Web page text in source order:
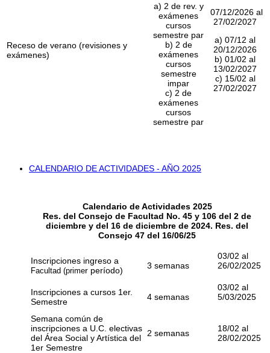
Receso de verano (revisiones y
exámenes)
a) 2 de rev. y
exámenes
cursos
semestre par
b) 2 de
exámenes
cursos
semestre
impar
c) 2 de
exámenes
cursos
semestre par
07/12/2026 al
27/02/2027
a) 07/12 al
20/12/2026
b) 01/02 al
13/02/2027
c) 15/02 al
27/02/2027
CALENDARIO DE ACTIVIDADES - AÑO 2025
Calendario de Actividades 2025
Res. del Consejo de Facultad No. 45 y 106 del 2 de
diciembre y del 16 de diciembre de 2024. Res. del
Consejo 47 del 16/06/25
Inscripciones ingreso a
Facultad (primer período) 3 semanas
03/02 al
26/02/2025
Inscripciones a cursos 1er.
Semestre
4 semanas
03/02 al
5/03/2025
Semana común de
inscripciones a U.C. electivas
del Área Social y Artística del
1er Semestre
2 semanas
18/02 al
28/02/2025